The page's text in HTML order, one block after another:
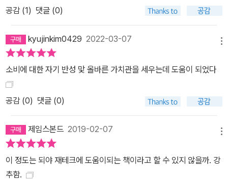
행복하게 만들 것인가”, “궁극적으로 내 주변의 세상을 어떻게 이해할
이다. 그래서 돈 쓰기의 문제는 비단 돈에 대한 이야기만이 아니게 된
다. 우리가 세상을 어떻게 바라보며 무엇을 중요하게 생각하며 어디
에 중점을 둘 것인가에 대한 하나의 잣대가 된다. 나의 가치관과 상대
다. 그렇기 때문에 우리는 돈을 쓰기 전에 다시 한 번 진지하게 생각해
낭비에 지나지 않을 것인가? 최고의 행동경제학자와 위트 있는 행동
과학 신봉자가 함께 저술한 이 책은 우리가 인생에서 ‘돈’을 제대로 쓰
기 위한 ‘부의 감각’을 키우는 데 가장 좋은 도구가 되어줄 것이다.
공감 (1) 댓글 (0)
kyujinkim0429 2022-03-07
소비에 대한 자기 반성 맟 올바른 가치관을 세우는데 도움이 되었다
공감 (0) 댓글 (0)
제임스본드 2019-02-07
이 정도는 되야 재테크에 도움이되는 책이라고 할 수 있지 않을까. 강
추함.